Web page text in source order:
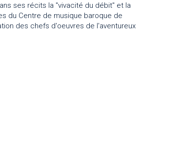
ses récits la "vivacité du débit" et la
du Centre de musique baroque de
des chefs d'oeuvres de l'aventureux